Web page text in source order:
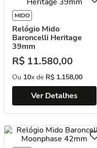
MIDO
Relógio Mido
Baroncelli Heritage
39mm
R$ 11.580,00
Ou 10x de R$ 1.158,00
Ver Detalhes